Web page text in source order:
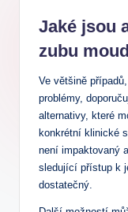
Jaké jsou
zubu
Ve většině
problémy,
alternativy, které
konkrétní klinické
není impaktovaný
sledující přístup k
dostatečný.